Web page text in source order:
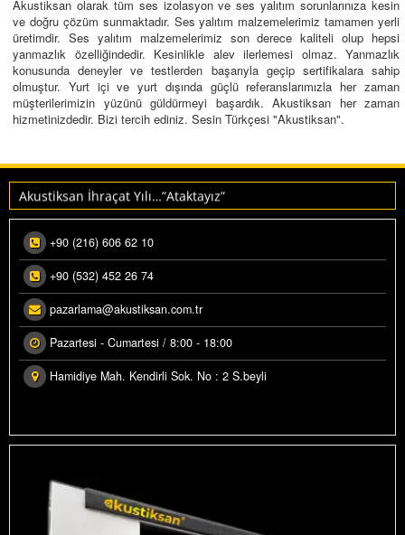
Akustiksan olarak tüm ses izolasyon ve ses yalıtım sorunlarınıza kesin
ve doğru çözüm sunmaktadır. Ses yalıtım malzemelerimiz tamamen yerli
üretimdir. Ses yalıtım malzemelerimiz son derece kaliteli olup hepsi
yanmazlık özelliğindedir. Kesinlikle alev ilerlemesi olmaz. Yanmazlık
konusunda deneyler ve testlerden başarıyla geçip sertifikalara sahip
olmuştur. Yurt içi ve yurt dışında güçlü referanslarımızla her zaman
müşterilerimizin yüzünü güldürmeyi başardık. Akustiksan her zaman
hizmetinizdedir. Bizi tercih ediniz. Sesin Türkçesi "Akustiksan".
Akustiksan İhraçat Yılı…”Ataktayız”
+90 (216) 606 62 10
+90 (532) 452 26 74
pazarlama@akustiksan.com.tr
Pazartesi - Cumartesi / 8:00 - 18:00
Hamidiye Mah. Kendirli Sok. No : 2 S.beyli